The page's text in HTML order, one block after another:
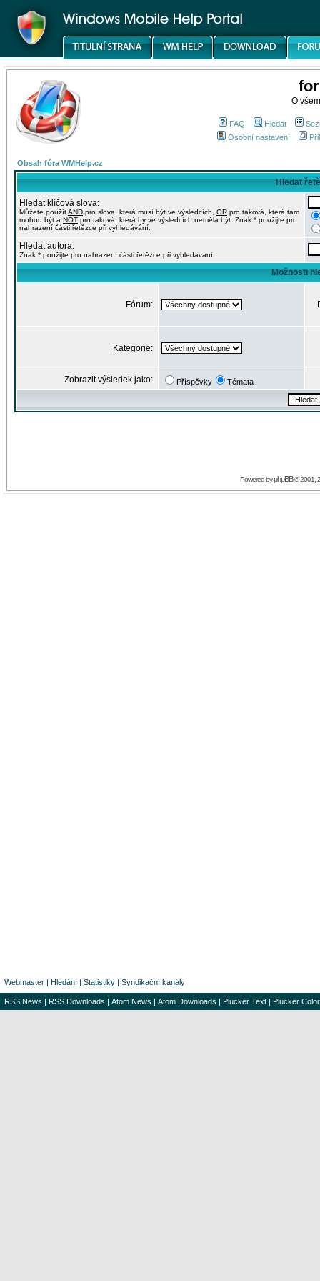
O
FAQ Hledat
Osobní nastavení
Obsah fóra WMHelp.cz
Hledat
Hledat klíčová slova:
Můžete použítAND pro slova, která musí být ve výsledcích, OR pro taková, která tam
mohou být a NOT pro taková, která by ve výsledcích neměla být. Znak * použijte pro
nahrazení části řetězce při vyhledávání.
Hledat autora:
Znak * použijte pro nahrazení části řetězce při vyhledávání
Možnosti
Fórum:
Kategorie:
Zobrazit výsledek jako: Příspěvky Témata
Powered byphpBB© 2001,
Webmaster | Hledání | Statistiky | Syndikační kanály
RSS News | RSS Downloads | Atom News | Atom Downloads | Plucker Text | Plucker Color